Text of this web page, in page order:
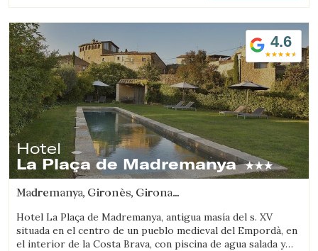
4.6
Hotel
La Plaça de Madremanya
Madremanya, Gironès, Girona
Hotel La Plaça de Madremanya, antigua masía del s. XV
situada en el centro de un pueblo medieval del Empordà, en
el interior de la Costa Brava, con piscina de agua salada y